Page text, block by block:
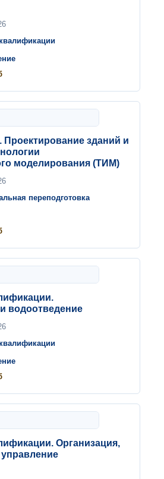
Проектирование зданий и
моделирования (ТИМ)
переподготовка
водоотведение
Организация,